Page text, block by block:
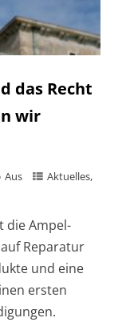
das Recht
wir
Aus Aktuelles,
die Ampel-
Reparatur
und eine
ersten